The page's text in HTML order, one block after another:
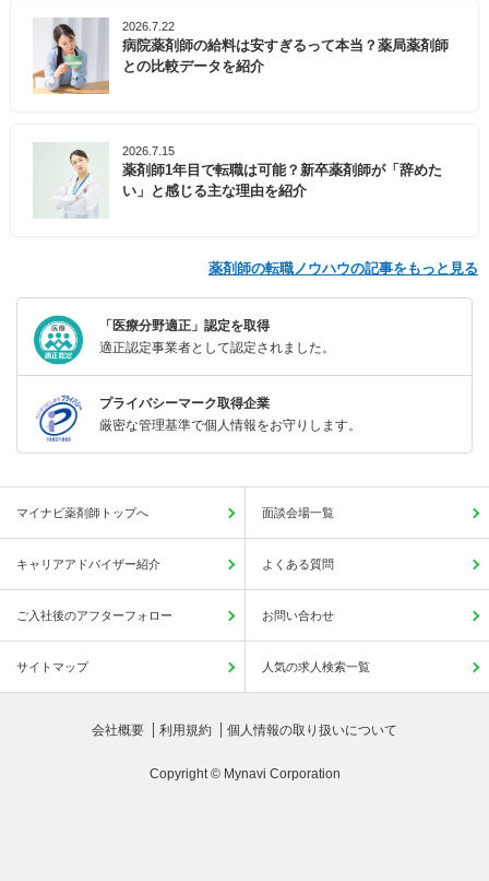
2026.7.22
病院薬剤師の給料は安すぎるって本当？薬局薬剤師
との比較データを紹介
2026.7.15
薬剤師1年目で転職は可能？新卒薬剤師が「辞めた
い」と感じる主な理由を紹介
薬剤師の転職ノウハウの記事をもっと見る
「医療分野適正」認定を取得
適正認定事業者として認定されました。
プライバシーマーク取得企業
厳密な管理基準で個人情報をお守りします。
マイナビ薬剤師トップへ 面談会場一覧
キャリアアドバイザー紹介 よくある質問
ご入社後のアフターフォロー お問い合わせ
サイトマップ 人気の求人検索一覧
会社概要 利用規約 個人情報の取り扱いについて
Copyright © Mynavi Corporation